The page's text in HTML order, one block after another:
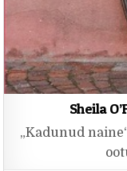
Sheila
„Kadunud